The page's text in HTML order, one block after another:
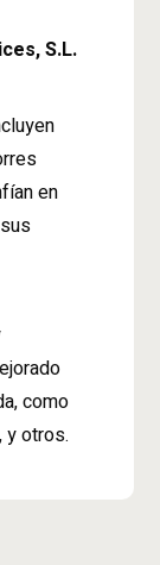
S.L.
en
como
, y otros.